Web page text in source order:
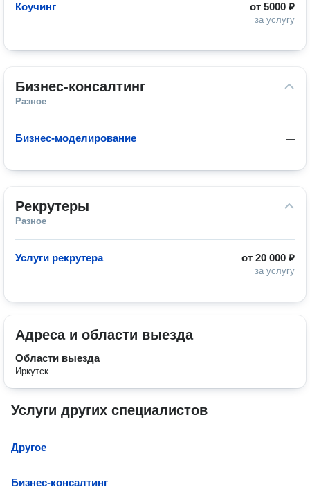
от 5000 ₽
за услугу
Коучинг
Бизнес-консалтинг
Разное
—
Бизнес-моделирование
Рекрутеры
Разное
от 20 000 ₽
за услугу
Услуги рекрутера
Адреса и области выезда
Области выезда
Иркутск
Услуги других специалистов
Другое
Бизнес-консалтинг